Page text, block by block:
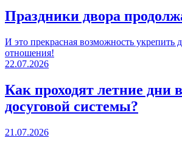
Праздники двора
И это прекрасная возможность укрепить
отношения!
22.07.2026
Как проходят летние дни
досуговой системы?
21.07.2026